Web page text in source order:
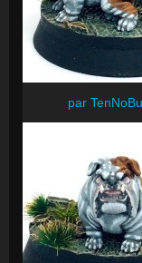
par